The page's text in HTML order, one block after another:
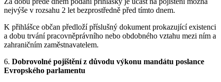
nejvýše v rozsahu 2 let bezprostředně před tímto dnem.
K přihlášce občan předloží příslušný dokument prokazující existenci
a dobu trvání pracovněprávního nebo obdobného vztahu mezi ním a
zahraničním zaměstnavatelem.
6. Dobrovolné pojištění z důvodu výkonu mandátu poslance
Evropského parlamentu